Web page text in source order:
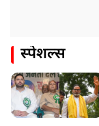
स्पेशल्स